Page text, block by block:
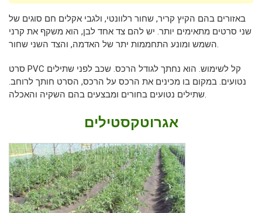
באזורים בהם הקיץ קריר, שחור רלוונטי, ולגבי אקלים חם סוגים של
שני סרטים מתאימים יותר. יש להם צד אחד לבן, הוא משקף את קרני
השמש ומונע התחממות יתר של האדמה, והצד השני שחור.
סרט PVC קל לשימוש. הוא נחתך לגודל הרכס. שכב לפני שתילים
נטועים. במקום בו מכינים את הרכס על הרכס, הסרט חותך לרוחב.
שתילים נטועים בחורים ומבצעים בהם השקיה והאכלה.
אגרוטקסטילים